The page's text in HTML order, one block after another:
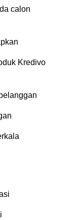
calon
Kredivo